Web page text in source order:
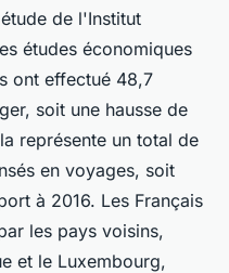
de l'Institut
études économiques
ont effectué 48,7
soit une hausse de
représente un total de
en voyages, soit
à 2016. Les Français
les pays voisins,
et le Luxembourg,